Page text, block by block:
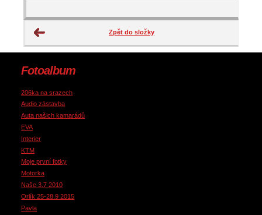
Zpět do složky
Fotoalbum
206ka na srazech
Audio zástavba
Auta našich kamarádů
EVA
Interier
KTM
Moje první fotky
Motorka
Naše 3.7 2010
Orlík 25-28.9 2015
Pavla